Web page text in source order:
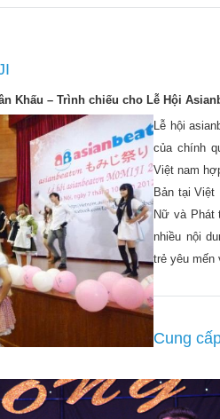
Khấu – Trình chiếu cho Lễ Hội
Lễ hội
của chính
Việt nam
Bản tại Việt
Nữ và Phát
nhiều nội
trẻ yêu mến
Cung